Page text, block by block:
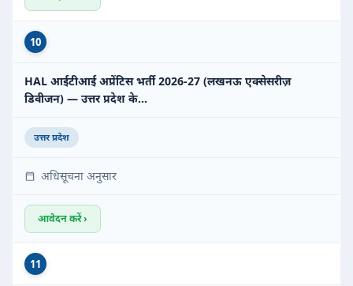
10
HAL आईटीआई अप्रेंटिस भर्ती 2026-27 (लखनऊ एक्सेसरीज़
डिवीजन) — उत्तर प्रदेश के…
उत्तर प्रदेश
अधिसूचना अनुसार
आवेदन करें ›
11